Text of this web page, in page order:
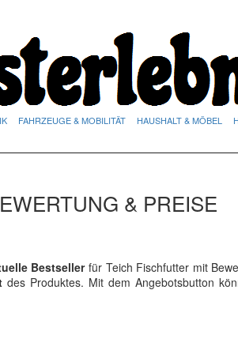
FAHRZEUGE & MOBILITÄT HAUSHALT & MÖBEL
& PREISE
Bestsellerfür Teich Fischfutter mit
des Produktes. Mit dem Angebotsbutton